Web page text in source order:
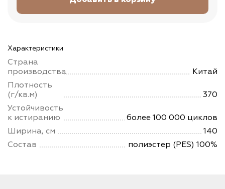
Характеристики
Страна
производства
Китай
Плотность
(г/кв.м)
370
Устойчивость
к истиранию
более 100 000 циклов
Ширина, см
140
Состав
полиэстер (PES) 100%